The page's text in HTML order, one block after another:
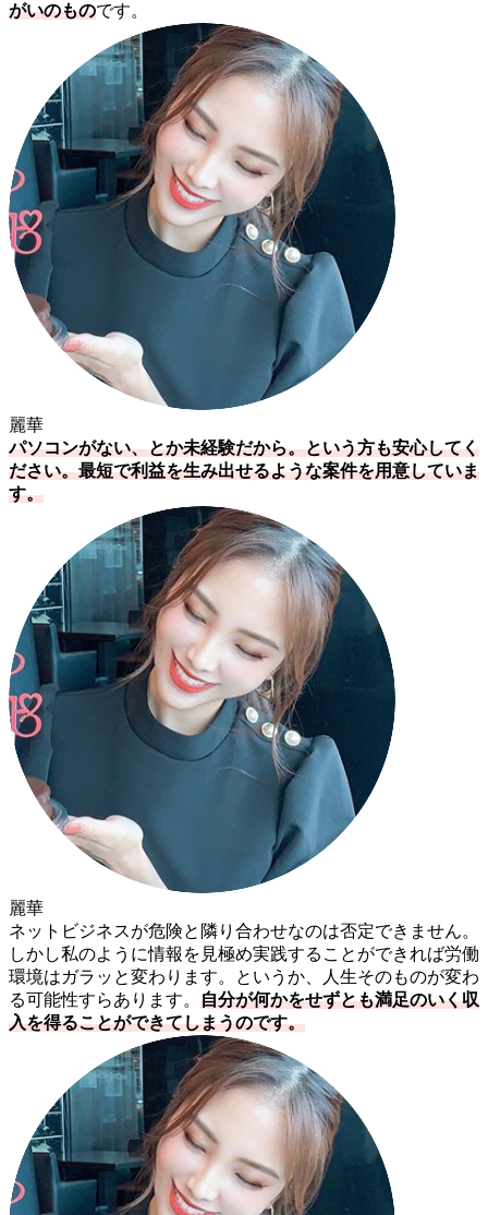
がいのものです。
麗華
パソコンがない、とか未経験だから。という方も安心してく
ださい。最短で利益を生み出せるような案件を用意していま
す。
麗華
ネットビジネスが危険と隣り合わせなのは否定できません。
しかし私のように情報を見極め実践することができれば労働
環境はガラッと変わります。というか、人生そのものが変わ
る可能性すらあります。 自分が何かをせずとも満足のいく収
入を得ることができてしまうのです。